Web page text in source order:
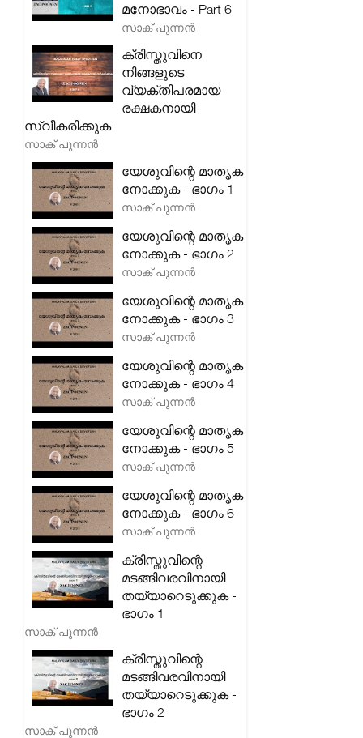
മനോഭാവം - Part 6
സാക് പുന്നൻ
ക്രിസ്തുവിനെ
നിങ്ങളുടെ
വ്യക്തിപരമായ
രക്ഷകനായി
സ്വീകരിക്കുക
സാക് പുന്നൻ
യേശുവിന്റെ മാതൃക
നോക്കുക - ഭാഗം 1
സാക് പുന്നൻ
യേശുവിന്റെ മാതൃക
നോക്കുക - ഭാഗം 2
സാക് പുന്നൻ
യേശുവിന്റെ മാതൃക
നോക്കുക - ഭാഗം 3
സാക് പുന്നൻ
യേശുവിന്റെ മാതൃക
നോക്കുക - ഭാഗം 4
സാക് പുന്നൻ
യേശുവിന്റെ മാതൃക
നോക്കുക - ഭാഗം 5
സാക് പുന്നൻ
യേശുവിന്റെ മാതൃക
നോക്കുക - ഭാഗം 6
സാക് പുന്നൻ
ക്രിസ്തുവിന്റെ
മടങ്ങിവരവിനായി
തയ്യാറെടുക്കുക -
ഭാഗം 1
സാക് പുന്നൻ
ക്രിസ്തുവിന്റെ
മടങ്ങിവരവിനായി
തയ്യാറെടുക്കുക -
ഭാഗം 2
സാക് പുന്നൻ